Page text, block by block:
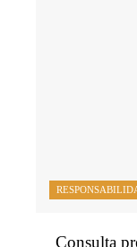
Consulta